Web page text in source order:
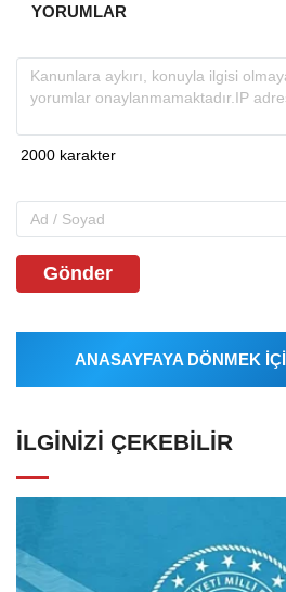
YORUMLAR
Gönder
ANASAYFAYA DÖNMEK
İLGINIZI ÇEKEBILIR